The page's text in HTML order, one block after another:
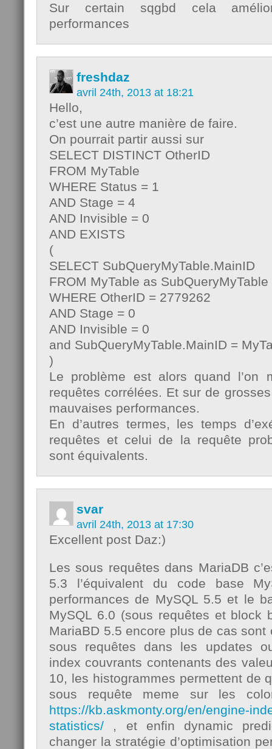
Sur certain sqgbd cela
performances
freshdaz
avril 24th, 2013 at 18:21
Hello,
c’est une autre manière de faire.
On pourrait partir aussi sur
SELECT DISTINCT OtherID
FROM MyTable
WHERE Status = 1
AND Stage = 4
AND Invisible = 0
AND EXISTS
(
SELECT SubQueryMyTable.MainID
FROM MyTable as SubQueryMyTable
WHERE OtherID = 2779262
AND Stage = 0
AND Invisible = 0
and SubQueryMyTable.MainID =
)
Le problème est alors quand l’on
requêtes corrélées. Et sur de
mauvaises performances.
En d’autres termes, les temps
requêtes et celui de la requête
sont équivalents.
svar
avril 24th, 2013 at 17:30
Excellent post Daz:)
Les sous requêtes dans MariaDB
5.3 l’équivalent du code base
performances de MySQL 5.5 et le
MySQL 6.0 (sous requêtes et block
MariaBD 5.5 encore plus de cas sont
sous requêtes dans les updates
index couvrants contenants des
10, les histogrammes permettent de
sous requête meme sur les
https://kb.askmonty.org/en/engine-
statistics/ , et enfin dynamic
changer la stratégie d’optimisation